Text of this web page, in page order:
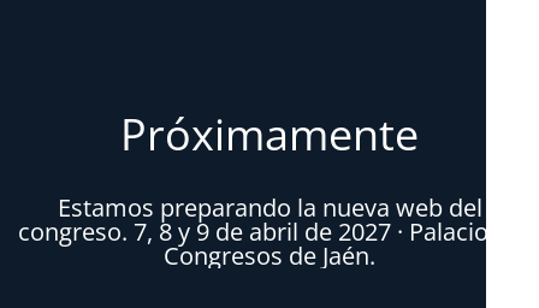
Próximamente
Estamos preparando la nueva web del
congreso. 7, 8 y 9 de abril de 2027 · Palacio de
Congresos de Jaén.